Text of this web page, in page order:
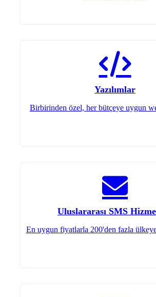
Yazılımlar
Birbirinden özel, her bütçeye uygun
Uluslararası SMS
En uygun fiyatlarla 200'den fazla